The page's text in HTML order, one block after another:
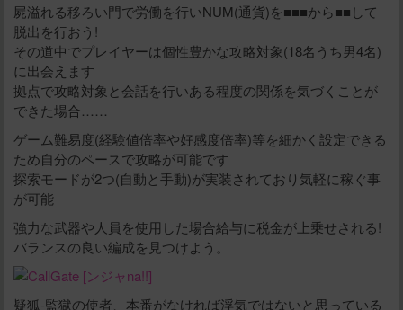
屍溢れる移ろい門で労働を行いNUM(通貨)を■■■から■■して
脱出を行おう!
その道中でプレイヤーは個性豊かな攻略対象(18名うち男4名)
に出会えます
拠点で攻略対象と会話を行いある程度の関係を気づくことが
できた場合……
ゲーム難易度(経験値倍率や好感度倍率)等を細かく設定できる
ため自分のペースで攻略が可能です
探索モードが2つ(自動と手動)が実装されており気軽に稼ぐ事
が可能
強力な武器や人員を使用した場合給与に税金が上乗せされる!
バランスの良い編成を見つけよう。
疑狐-監獄の使者、本番がなければ浮気ではないと思っている